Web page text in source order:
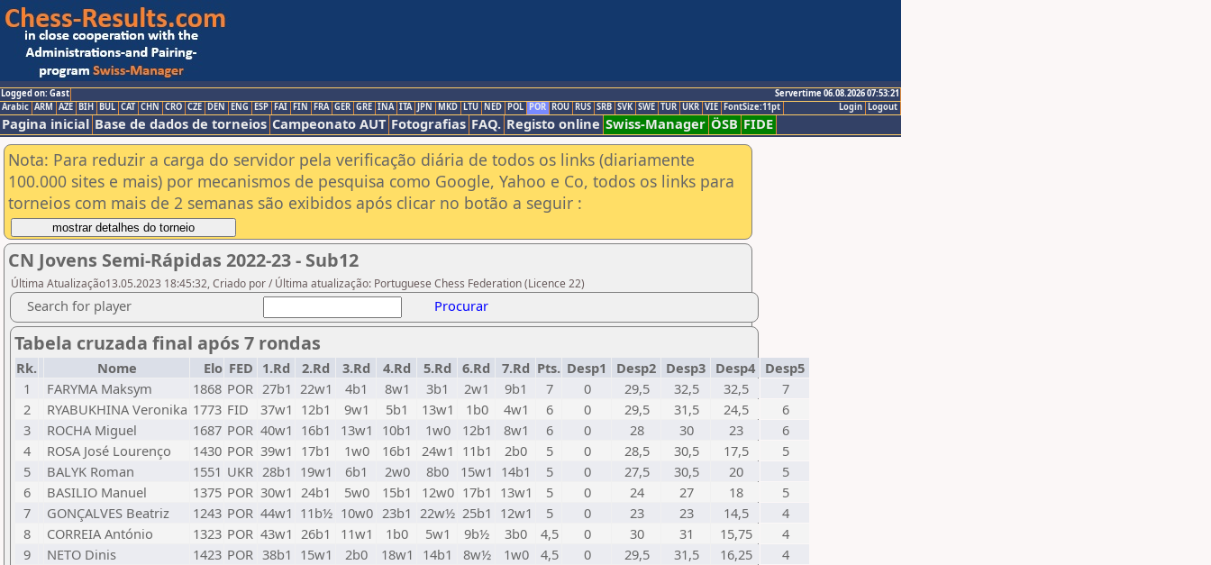
Logged on: Gast
Servertime 06.08.2026 07:53:21
Logout
Login
Arabic ARM AZE BIH BUL CAT CHN CRO CZE DEN ENG ESP FAI FIN FRA GER GRE INA ITA JPN MKD LTU NED POL POR ROU RUS SRB SVK SWE TUR UKR VIE FontSize:11pt
Pagina inicial Base de dados de torneios Campeonato AUT Fotografias FAQ. Registo online Swiss-Manager ÖSB FIDE
Nota: Para reduzir a carga do servidor pela verificação diária de todos os links (diariamente
100.000 sites e mais) por mecanismos de pesquisa como Google, Yahoo e Co, todos os links para
torneios com mais de 2 semanas são exibidos após clicar no botão a seguir :
CN Jovens Semi-Rápidas 2022-23 - Sub12
Última Atualização13.05.2023 18:45:32, Criado por / Última atualização: Portuguese Chess Federation (Licence 22)
Search for player Procurar
Tabela cruzada final após 7 rondas
Rk. Nome Elo FED 1.Rd 2.Rd 3.Rd 4.Rd 5.Rd 6.Rd 7.Rd Pts. Desp1 Desp2 Desp3 Desp4 Desp5
1
FARYMA Maksym 1868 POR 27b1 22w1 4b1 8w1 3b1 2w1 9b1 7 0 29,5 32,5 32,5
7
2
RYABUKHINA Veronika 1773 FID 37w1 12b1 9w1 5b1 13w1 1b0 4w1 6 0 29,5 31,5 24,5
6
3
ROCHA Miguel 1687 POR 40w1 16b1 13w1 10b1 1w0 12b1 8w1 6 0 28 30 23
6
4
ROSA José Lourenço 1430 POR 39w1 17b1 1w0 16b1 24w1 11b1 2b0 5 0 28,5 30,5 17,5
5
5
BALYK Roman 1551 UKR 28b1 19w1 6b1 2w0 8b0 15w1 14b1 5 0 27,5 30,5 20
5
6
BASILIO Manuel 1375 POR 30w1 24b1 5w0 15b1 12w0 17b1 13w1 5 0 24 27 18
5
7
GONÇALVES Beatriz 1243 POR 44w1 11b½ 10w0 23b1 22w½ 25b1 12w1 5 0 23 23 14,5
4
8
CORREIA António 1323 POR 43w1 26b1 11w1 1b0 5w1 9b½ 3b0 4,5 0 30 31 15,75
4
9
NETO Dinis 1423 POR 38b1 15w1 2b0 18w1 14b1 8w½ 1w0 4,5 0 29,5 31,5 16,25
4